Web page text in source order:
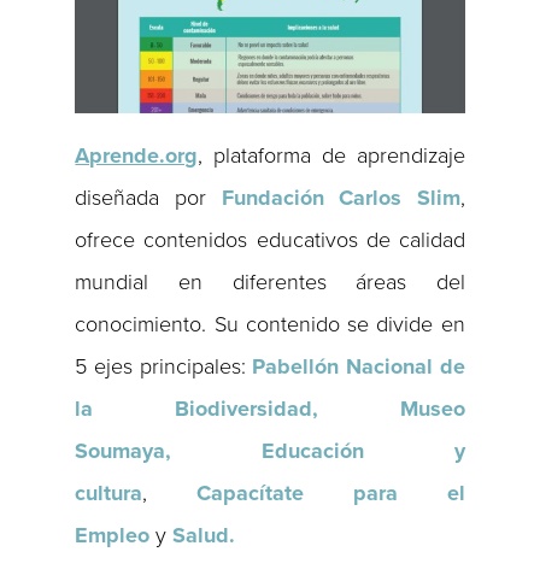
Aprende.org, plataforma de aprendizaje
diseñada por Fundación Carlos Slim,
ofrece contenidos educativos de calidad
mundial en diferentes áreas del
conocimiento. Su contenido se divide en
5 ejes principales: Pabellón Nacional de
la Biodiversidad, Museo
Soumaya, Educación y
cultura,Capacítate para el
Empleo ySalud.